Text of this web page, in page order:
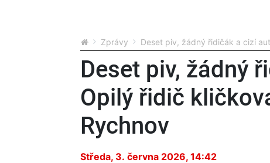
Zprávy Deset piv, žádný řidičák a cizí
Deset piv, žádný
Opilý řidič
Rychnov
Středa, 3. června 2026, 14:42